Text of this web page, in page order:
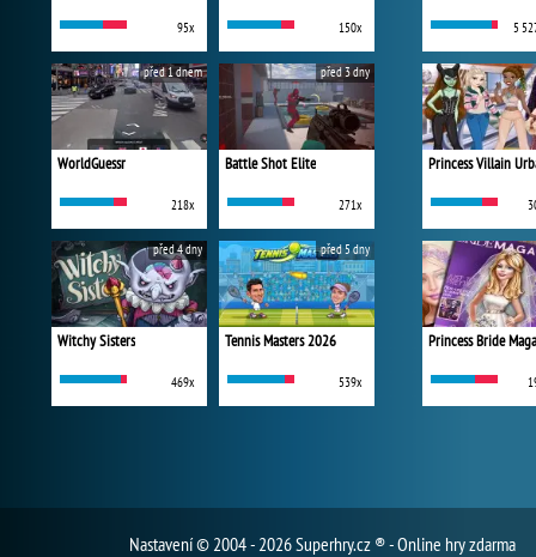
95x 150x
WorldGuessr
218x
před 1 dnem
Battle Shot Elite
271x
před 3 dny
Witchy Sisters
469x
před 4 dny
Tennis Masters 2026
539x
před 5 dny
5
Princess Bride
Nastavení© 2004 - 2026 Superhry.cz ® - Online hry zdarma